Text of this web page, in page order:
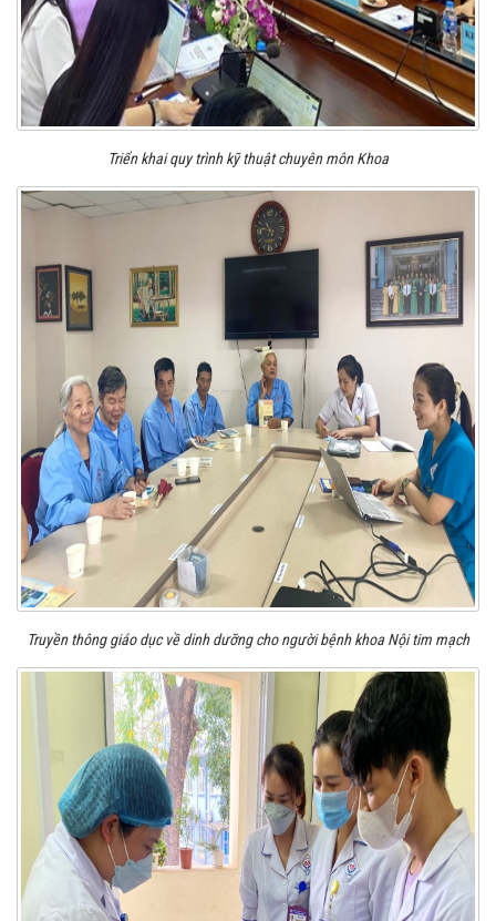
Triển khai quy trình kỹ thuật chuyên môn Khoa
Truyền thông giáo dục về dinh dưỡng cho người bệnh khoa Nội tim mạch